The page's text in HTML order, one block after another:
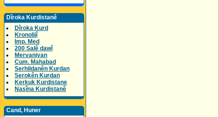
Dîroka Kurdistanê
Dîroka Kurd
Kronolijî
Imp. Med
200 Salê dawî
Mervaniyan
Cum. Mahabad
Serhildanên Kurdan
Serokên Kurdan
Kerkuk Kurdistane
Nasîna Kurdistanê
Cand, Huner